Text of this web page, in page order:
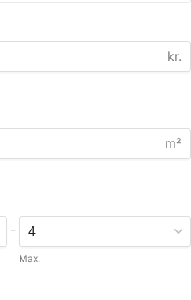
kr.
m²
-
Max.